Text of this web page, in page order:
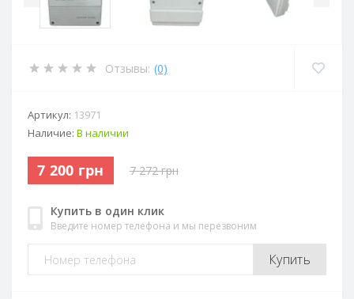
Отзывы: (0)
Артикул: 13971
Наличие: В наличии
7 200 грн 7 272 грн
Купить в один клик
Введите номер телефона и мы перезвоним
Купить